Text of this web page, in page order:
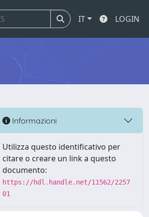
IT LOGIN
Informazioni
Utilizza questo identificativo per
citare o creare un link a questo
documento:
https://hdl.handle.net/11562/2257
01